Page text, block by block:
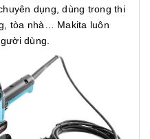
dụng, dùng trong thi
tòa nhà… Makita luôn
dùng.